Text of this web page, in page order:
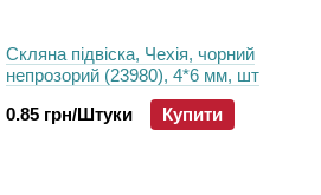
Скляна підвіска, Чехія, чорний
непрозорий (23980), 4*6 мм, шт
0.85 грн/Штуки
Купити